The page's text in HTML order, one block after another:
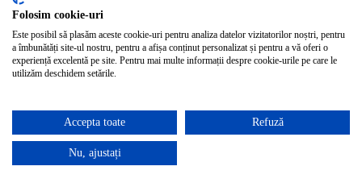
Folosim cookie-uri
Este posibil să plasăm aceste cookie-uri pentru analiza datelor vizitatorilor noștri, pentru
a îmbunătăți site-ul nostru, pentru a afișa conținut personalizat și pentru a vă oferi o
experiență excelentă pe site. Pentru mai multe informații despre cookie-urile pe care le
utilizăm deschidem setările.
Accepta toate Refuză
Nu, ajustați